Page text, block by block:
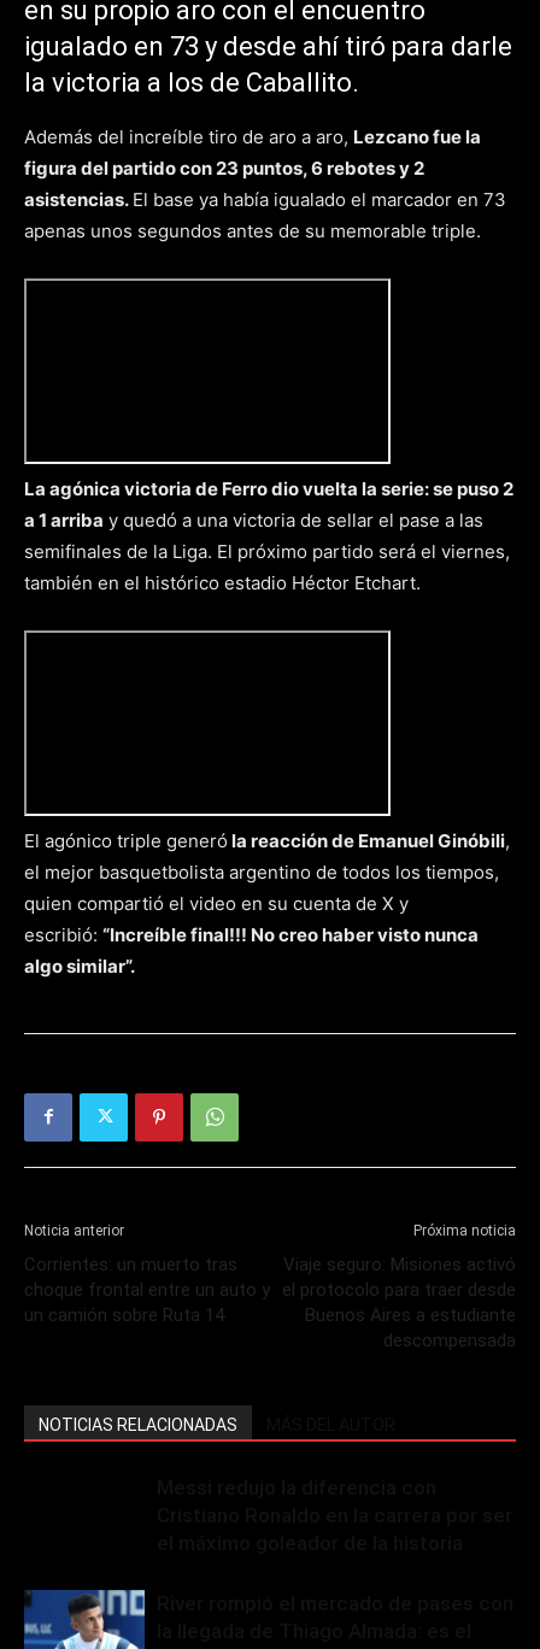
en su propio aro con el encuentro
igualado en 73 y desde ahí tiró para darle
la victoria a los de Caballito.
Además del increíble tiro de aro a aro, Lezcano fue la
figura del partido con 23 puntos, 6 rebotes y 2
asistencias. El base ya había igualado el marcador en 73
apenas unos segundos antes de su memorable triple.
La agónica victoria de Ferro dio vuelta la serie: se puso 2
a 1 arriba y quedó a una victoria de sellar el pase a las
semifinales de la Liga. El próximo partido será el viernes,
también en el histórico estadio Héctor Etchart.
El agónico triple generó la reacción de Emanuel Ginóbili,
el mejor basquetbolista argentino de todos los tiempos,
quien compartió el video en su cuenta de X y
escribió: “Increíble final!!! No creo haber visto nunca
algo similar”.
Noticia anterior
Corrientes: un muerto tras
choque frontal entre un auto y
un camión sobre Ruta 14
Próxima noticia
Viaje seguro: Misiones activó
el protocolo para traer desde
Buenos Aires a estudiante
descompensada
NOTICIAS RELACIONADAS